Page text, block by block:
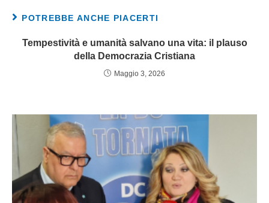
POTREBBE ANCHE PIACERTI
Tempestività e umanità salvano una vita: il plauso
della Democrazia Cristiana
Maggio 3, 2026